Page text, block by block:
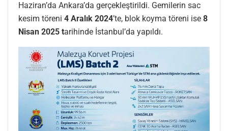
Haziran’da Ankara’da gerçekleştirildi. Gemilerin sac
kesim töreni 4 Aralık 2024’te, blok koyma töreni ise 8
Nisan 2025 tarihinde İstanbul’da yapıldı.